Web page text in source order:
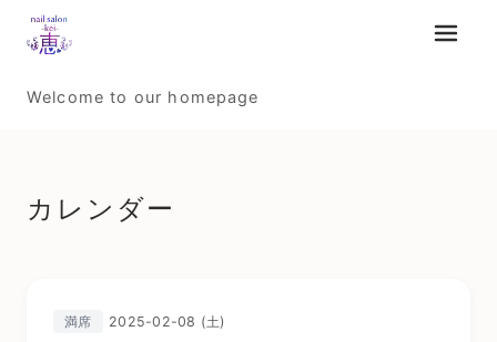
Welcome to our homepage
メニュ
カレンダー
満席 2025-02-08 (土)